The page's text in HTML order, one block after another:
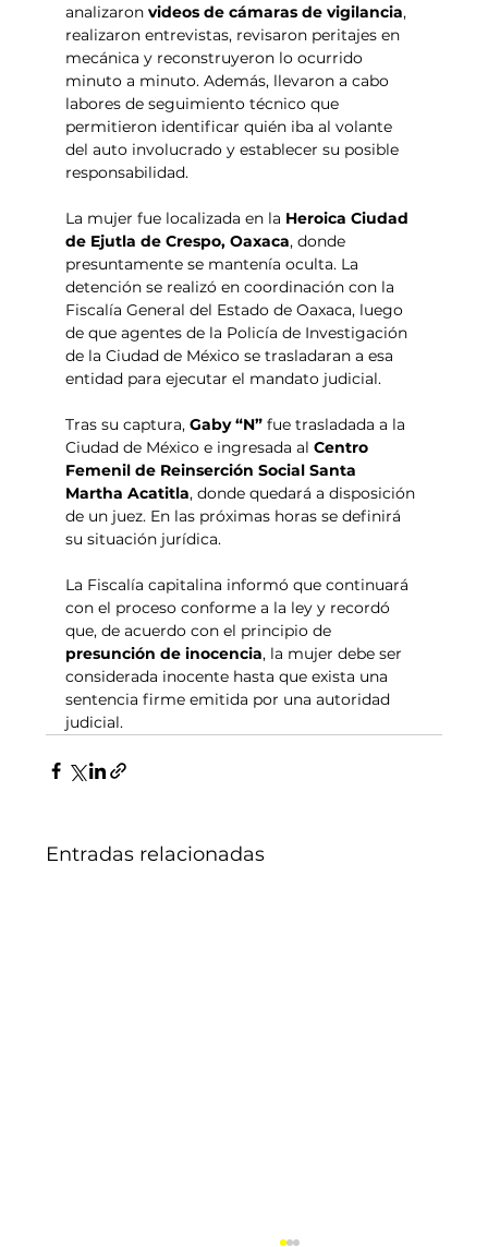
analizaron videos de cámaras de vigilancia,
realizaron entrevistas, revisaron peritajes en
mecánica y reconstruyeron lo ocurrido
minuto a minuto. Además, llevaron a cabo
labores de seguimiento técnico que
permitieron identificar quién iba al volante
del auto involucrado y establecer su posible
responsabilidad.
La mujer fue localizada en la Heroica Ciudad
de Ejutla de Crespo, Oaxaca, donde
presuntamente se mantenía oculta. La
detención se realizó en coordinación con la
Fiscalía General del Estado de Oaxaca, luego
de que agentes de la Policía de Investigación
de la Ciudad de México se trasladaran a esa
entidad para ejecutar el mandato judicial.
Tras su captura, Gaby “N” fue trasladada a la
Ciudad de México e ingresada al Centro
Femenil de Reinserción Social Santa
Martha Acatitla, donde quedará a disposición
de un juez. En las próximas horas se definirá
su situación jurídica.
La Fiscalía capitalina informó que continuará
con el proceso conforme a la ley y recordó
que, de acuerdo con el principio de
presunción de inocencia, la mujer debe ser
considerada inocente hasta que exista una
sentencia firme emitida por una autoridad
judicial.
Entradas relacionadas